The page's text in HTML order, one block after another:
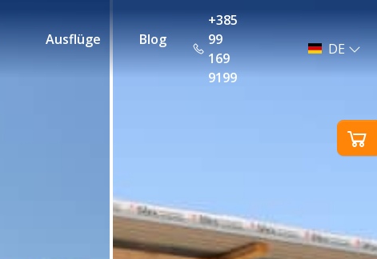
Ausflüge Blog
+385
99
169
9199
DE